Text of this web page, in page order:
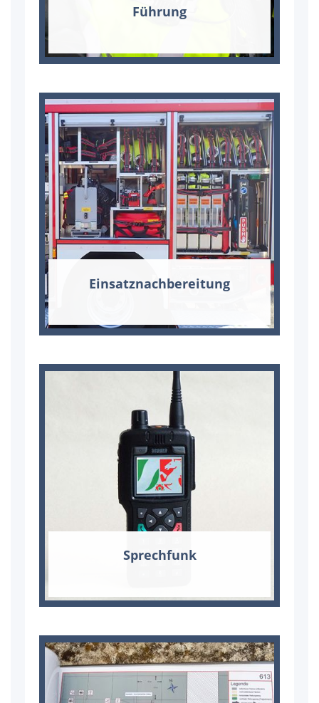
Füh­rung
Ein­satz­nach­be­rei­tung
Sprech­funk